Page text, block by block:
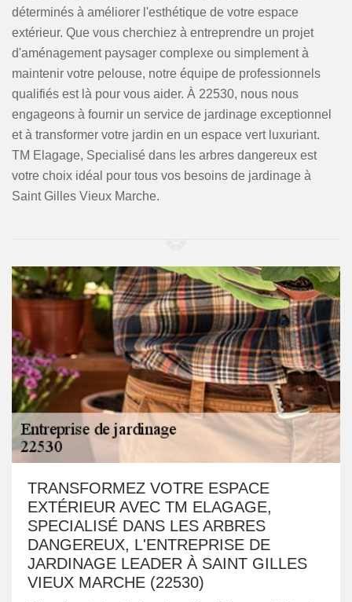
déterminés à améliorer l'esthétique de votre espace
extérieur. Que vous cherchiez à entreprendre un projet
d'aménagement paysager complexe ou simplement à
maintenir votre pelouse, notre équipe de professionnels
qualifiés est là pour vous aider. À 22530, nous nous
engageons à fournir un service de jardinage exceptionnel
et à transformer votre jardin en un espace vert luxuriant.
TM Elagage, Specialisé dans les arbres dangereux est
votre choix idéal pour tous vos besoins de jardinage à
Saint Gilles Vieux Marche.
TRANSFORMEZ VOTRE ESPACE
EXTÉRIEUR AVEC TM ELAGAGE,
SPECIALISÉ DANS LES ARBRES
DANGEREUX, L'ENTREPRISE DE
JARDINAGE LEADER À SAINT GILLES
VIEUX MARCHE (22530)